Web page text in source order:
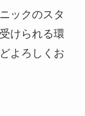
ックのスタ
けられる環
よろしくお